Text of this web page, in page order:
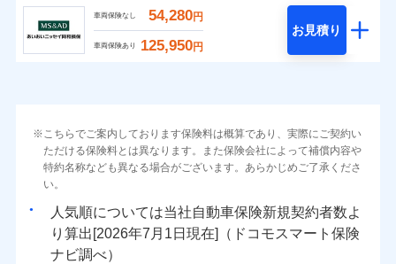
車両保険なし 54,280円
車両保険あり 125,950円
お見積り
こちらでご案内しております保険料は概算であり、実際にご契約い
ただける保険料とは異なります。また保険会社によって補償内容や
特約名称なども異なる場合がございます。あらかじめご了承くださ
い。
人気順については当社
新規契約者数よ
り算出[
年 月
日現在]（ドコモスマート保険
ナビ調べ）